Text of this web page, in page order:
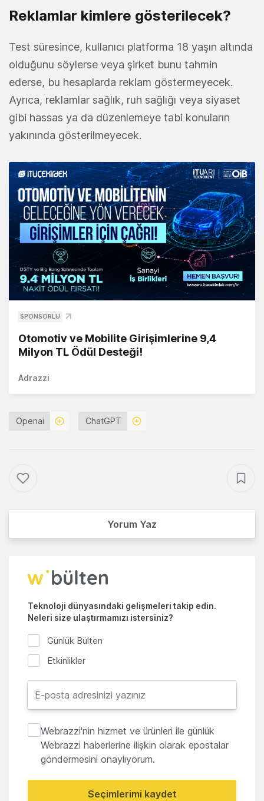
Reklamlar kimlere gösterilecek?
Test süresince, kullanıcı platforma 18 yaşın altında
olduğunu söylerse veya şirket bunu tahmin
ederse, bu hesaplarda reklam göstermeyecek.
Ayrıca, reklamlar sağlık, ruh sağlığı veya siyaset
gibi hassas ya da düzenlemeye tabi konuların
yakınında gösterilmeyecek.
SPONSORLU
Otomotiv ve Mobilite Girişimlerine 9,4
Milyon TL Ödül Desteği!
Adrazzi
Openai ChatGPT
Yorum Yaz
Teknoloji dünyasındaki gelişmeleri takip edin.
Neleri size ulaştırmamızı istersiniz?
Günlük Bülten
Etkinlikler
Webrazzi'nin hizmet ve ürünleri ile günlük
Webrazzi haberlerine ilişkin olarak epostalar
göndermesini onaylıyorum.
Seçimlerimi kaydet